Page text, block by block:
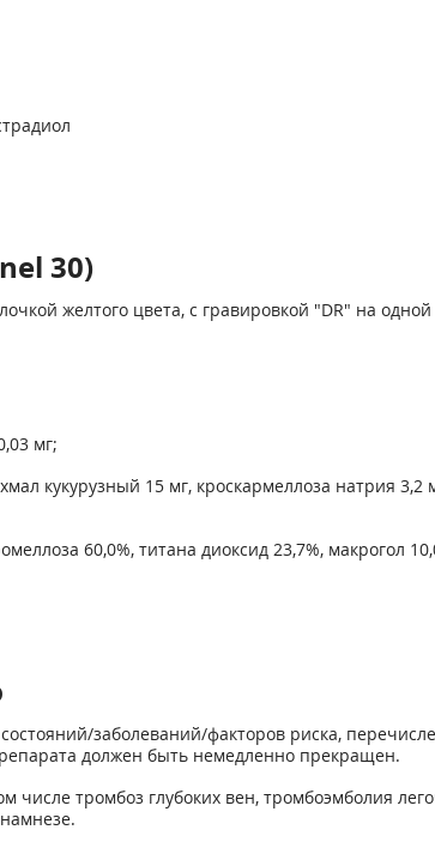
30)
желтого цвета, с гравировкой "DR" на
мг;
кукурузный 15 мг, кроскармеллоза натрия
60,0%, титана диоксид 23,7%, макрогол
заболеваний/факторов риска,
должен быть немедленно прекращен.
тромбоз глубоких вен, тромбоэмболия